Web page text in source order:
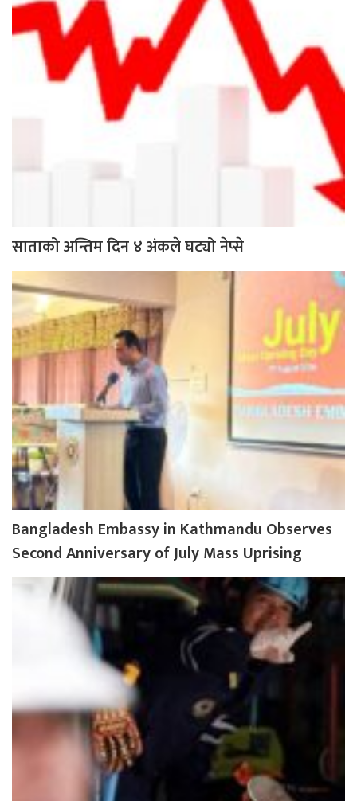
साताको अन्तिम दिन ४ अंकले घट्यो नेप्से
Bangladesh Embassy in Kathmandu Observes
Second Anniversary of July Mass Uprising